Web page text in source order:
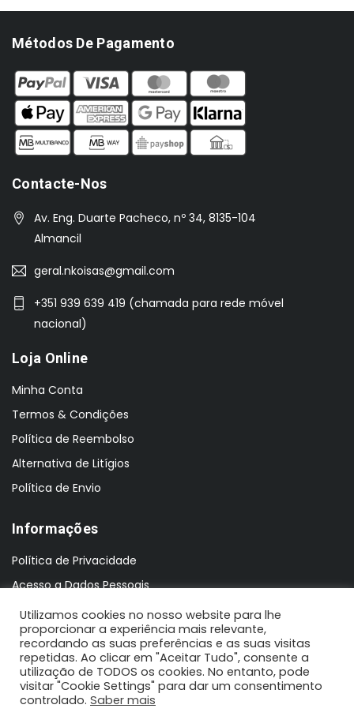
Métodos De Pagamento
Contacte-Nos
Av. Eng. Duarte Pacheco, nº 34, 8135-104
Almancil
geral.nkoisas@gmail.com
+351 939 639 419 (chamada para rede móvel
nacional)
Loja Online
Minha Conta
Termos & Condições
Política de Reembolso
Alternativa de Litígios
Política de Envio
Informações
Política de Privacidade
Acesso a Dados Pessoais
Utilizamos cookies no nosso website para lhe
proporcionar a experiência mais relevante,
recordando as suas preferências e as suas visitas
repetidas. Ao clicar em "Aceitar Tudo", consente a
utilização de TODOS os cookies. No entanto, pode
visitar "Cookie Settings" para dar um consentimento
controlado. Saber mais